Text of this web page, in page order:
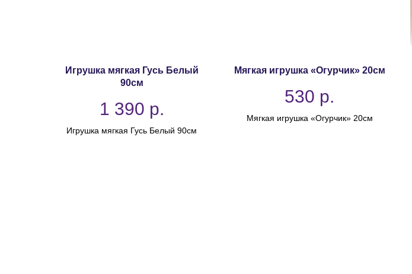
Игрушка мягкая Гусь Белый
90см
1 390 р.
Игрушка мягкая Гусь Белый 90см
Мягкая игрушка «Огурчик» 20см
530 р.
Мягкая игрушка «Огурчик» 20см